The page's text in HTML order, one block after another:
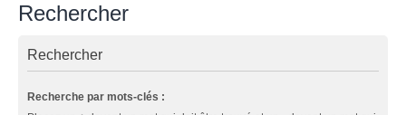
Rechercher
Rechercher
Recherche par mots-clés :